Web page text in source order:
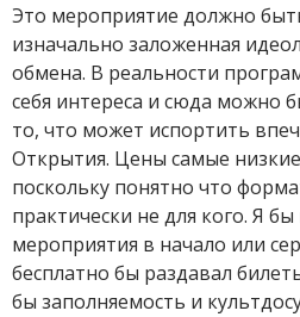
Это мероприятие должно
изначально заложенная
обмена. В реальности
себя интереса и сюда можно
то, что может испортить
Открытия. Цены самые
поскольку понятно что
практически не для кого. Я
мероприятия в начало или
бесплатно бы раздавал
бы заполняемость и